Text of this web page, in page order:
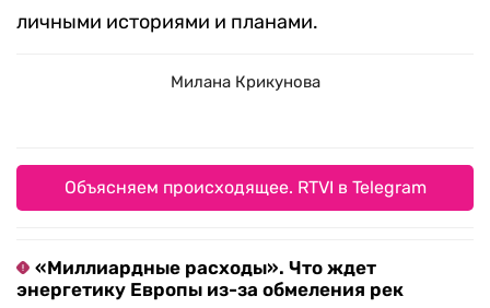
личными историями и планами.
Милана Крикунова
Объясняем происходящее. RTVI в Telegram
«Миллиардные расходы». Что ждет
энергетику Европы из-за обмеления рек